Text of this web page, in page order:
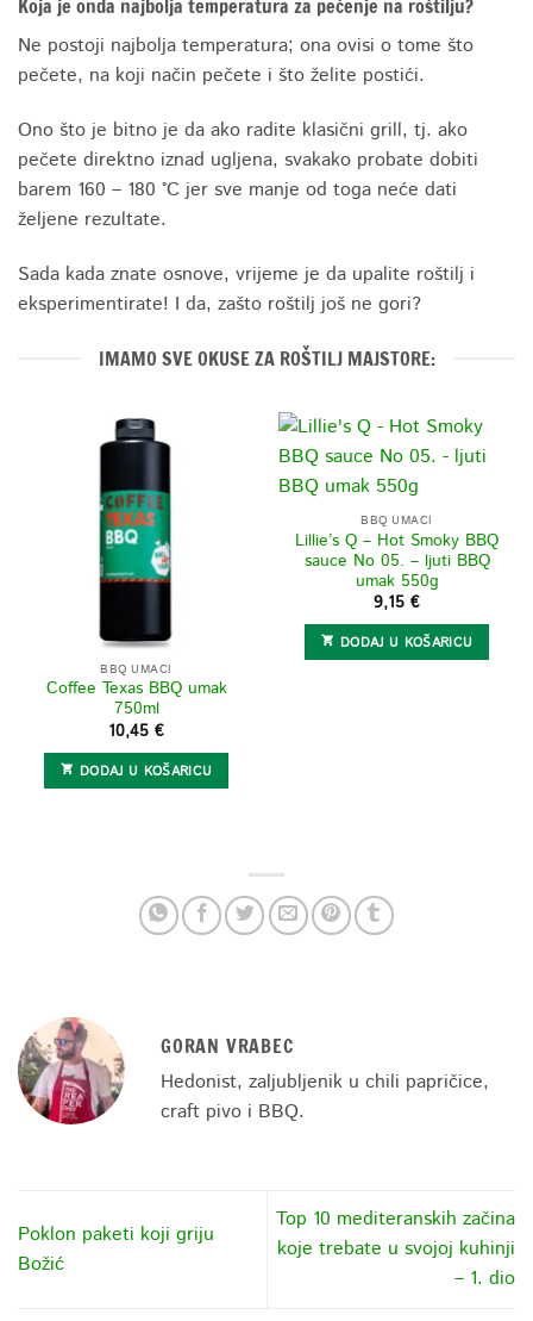
Koja je onda najbolja temperatura za pečenje na roštilju?
Ne postoji najbolja temperatura; ona ovisi o tome što
pečete, na koji način pečete i što želite postići.
Ono što je bitno je da ako radite klasični grill, tj. ako
pečete direktno iznad ugljena, svakako probate dobiti
barem 160 – 180 °C jer sve manje od toga neće dati
željene rezultate.
Sada kada znate osnove, vrijeme je da upalite roštilj i
eksperimentirate! I da, zašto roštilj još ne gori?
IMAMO SVE OKUSE ZA ROŠTILJ MAJSTORE:
BBQ UMACI
Coffee Texas BBQ umak
750ml
10,45 €
DODAJ U KOŠARICU
BBQ UMACI
Lillie’s Q – Hot Smoky BBQ
sauce No 05. – ljuti BBQ
umak 550g
9,15 €
DODAJ U KOŠARICU
GORAN VRABEC
Hedonist, zaljubljenik u chili papričice,
craft pivo i BBQ.
Poklon paketi koji griju
Božić
Top 10 mediteranskih začina
koje trebate u svojoj kuhinji
– 1. dio